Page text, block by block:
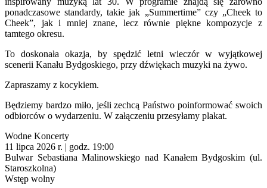
ponadczasowe standardy, takie jak „Summertime” czy „Cheek to
Cheek”, jak i mniej znane, lecz równie piękne kompozycje z
tamtego okresu.
To doskonała okazja, by spędzić letni wieczór w wyjątkowej
scenerii Kanału Bydgoskiego, przy dźwiękach muzyki na żywo.
Zapraszamy z kocykiem.
Będziemy bardzo miło, jeśli zechcą Państwo poinformować swoich
odbiorców o wydarzeniu. W załączeniu przesyłamy plakat.
Wodne Koncerty
11 lipca 2026 r. | godz. 19:00
Bulwar Sebastiana Malinowskiego nad Kanałem Bydgoskim (ul.
Staroszkolna)
Wstęp wolny